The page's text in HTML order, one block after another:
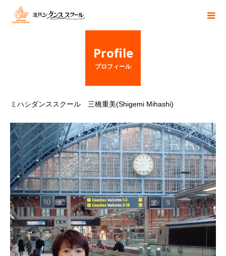
Profile
プロフィール
ミハシダンススクール 三橋重美(Shigemi Mihashi)